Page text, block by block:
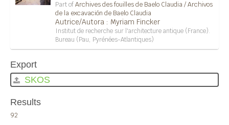
Part ofArchives des fouilles de Baelo Claudia / Archivos
de la excavación de Baelo Claudia
Autrice/Autora : Myriam Fincker
Institut de recherche sur l'architecture antique (France).
Bureau (Pau, Pyrénées-Atlantiques)
Export
SKOS
Results
92